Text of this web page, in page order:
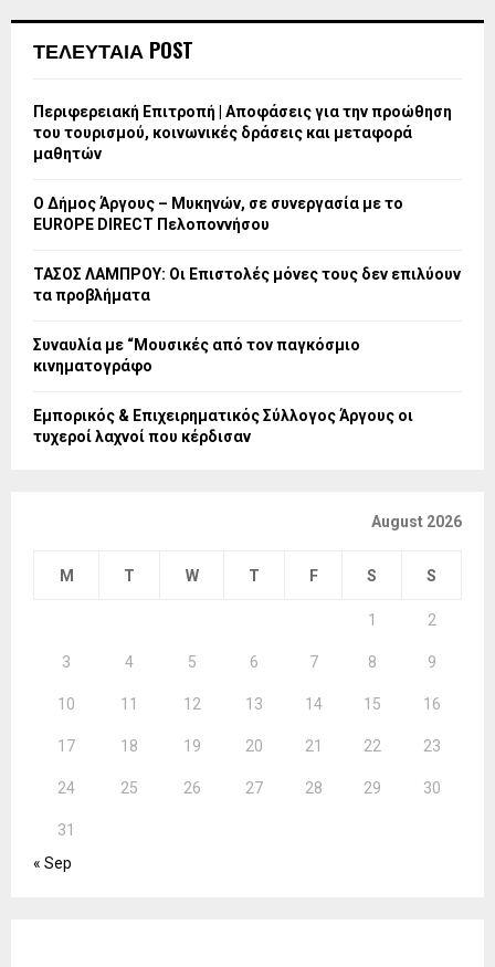
ΤΕΛΕΥΤΑΙΑ POST
Περιφερειακή Επιτροπή | Αποφάσεις για την προώθηση
του τουρισμού, κοινωνικές δράσεις και μεταφορά
μαθητών
Ο Δήμος Άργους – Μυκηνών, σε συνεργασία με το
EUROPE DIRECT Πελοποννήσου
ΤΑΣΟΣ ΛΑΜΠΡΟΥ: Οι Επιστολές μόνες τους δεν επιλύουν
τα προβλήματα
Συναυλία με “Μουσικές από τον παγκόσμιο
κινηματογράφο
Εμπορικός & Επιχειρηματικός Σύλλογος Άργους οι
τυχεροί λαχνοί που κέρδισαν
August 2026
M T W T F S S
1 2
3 4 5 6 7 8 9
10 11 12 13 14 15 16
17 18 19 20 21 22 23
24 25 26 27 28 29 30
31
« Sep